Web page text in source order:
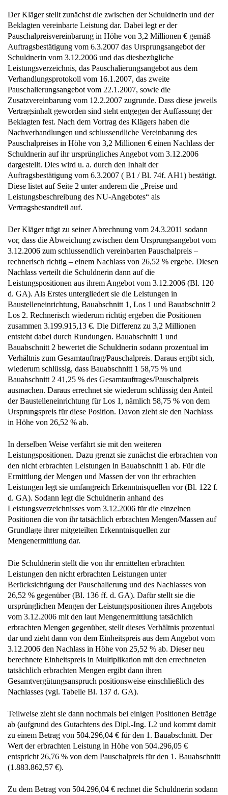
Der Kläger stellt zunächst die zwischen der Schuldnerin und der
Beklagten vereinbarte Leistung dar. Dabei legt er der
Pauschalpreisvereinbarung in Höhe von 3,2 Millionen € gemäß
Auftragsbestätigung vom 6.3.2007 das Ursprungsangebot der
Schuldnerin vom 3.12.2006 und das diesbezügliche
Leistungsverzeichnis, das Pauschalierungsangebot aus dem
Verhandlungsprotokoll vom 16.1.2007, das zweite
Pauschalierungsangebot vom 22.1.2007, sowie die
Zusatzvereinbarung vom 12.2.2007 zugrunde. Dass diese jeweils
Vertragsinhalt geworden sind steht entgegen der Auffassung der
Beklagten fest. Nach dem Vortrag des Klägers haben die
Nachverhandlungen und schlussendliche Vereinbarung des
Pauschalpreises in Höhe von 3,2 Millionen € einen Nachlass der
Schuldnerin auf ihr ursprüngliches Angebot vom 3.12.2006
dargestellt. Dies wird u. a. durch den Inhalt der
Auftragsbestätigung vom 6.3.2007 ( B1 / Bl. 74f. AH1) bestätigt.
Diese listet auf Seite 2 unter anderem die „Preise und
Leistungsbeschreibung des NU-Angebotes“ als
Vertragsbestandteil auf.
Der Kläger trägt zu seiner Abrechnung vom 24.3.2011 sodann
vor, dass die Abweichung zwischen dem Ursprungsangebot vom
3.12.2006 zum schlussendlich vereinbarten Pauschalpreis –
rechnerisch richtig – einem Nachlass von 26,52 % ergebe. Diesen
Nachlass verteilt die Schuldnerin dann auf die
Leistungspositionen aus ihrem Angebot vom 3.12.2006 (Bl. 120
d. GA). Als Erstes untergliedert sie die Leistungen in
Baustelleneinrichtung, Bauabschnitt 1, Los 1 und Bauabschnitt 2
Los 2. Rechnerisch wiederum richtig ergeben die Positionen
zusammen 3.199.915,13 €. Die Differenz zu 3,2 Millionen
entsteht dabei durch Rundungen. Bauabschnitt 1 und
Bauabschnitt 2 bewertet die Schuldnerin sodann prozentual im
Verhältnis zum Gesamtauftrag/Pauschalpreis. Daraus ergibt sich,
wiederum schlüssig, dass Bauabschnitt 1 58,75 % und
Bauabschnitt 2 41,25 % des Gesamtauftrages/Pauschalpreis
ausmachen. Daraus errechnet sie wiederum schlüssig den Anteil
der Baustelleneinrichtung für Los 1, nämlich 58,75 % von dem
Ursprungspreis für diese Position. Davon zieht sie den Nachlass
in Höhe von 26,52 % ab.
In derselben Weise verfährt sie mit den weiteren
Leistungspositionen. Dazu grenzt sie zunächst die erbrachten von
den nicht erbrachten Leistungen in Bauabschnitt 1 ab. Für die
Ermittlung der Mengen und Massen der von ihr erbrachten
Leistungen legt sie umfangreich Erkenntnisquellen vor (Bl. 122 f.
d. GA). Sodann legt die Schuldnerin anhand des
Leistungsverzeichnisses vom 3.12.2006 für die einzelnen
Positionen die von ihr tatsächlich erbrachten Mengen/Massen auf
Grundlage ihrer mitgeteilten Erkenntnisquellen zur
Mengenermittlung dar.
Die Schuldnerin stellt die von ihr ermittelten erbrachten
Leistungen den nicht erbrachten Leistungen unter
Berücksichtigung der Pauschalierung und des Nachlasses von
26,52 % gegenüber (Bl. 136 ff. d. GA). Dafür stellt sie die
ursprünglichen Mengen der Leistungspositionen ihres Angebots
vom 3.12.2006 mit den laut Mengenermittlung tatsächlich
erbrachten Mengen gegenüber, stellt dieses Verhältnis prozentual
dar und zieht dann von dem Einheitspreis aus dem Angebot vom
3.12.2006 den Nachlass in Höhe von 25,52 % ab. Dieser neu
berechnete Einheitspreis in Multiplikation mit den errechneten
tatsächlich erbrachten Mengen ergibt dann ihren
Gesamtvergütungsanspruch positionsweise einschließlich des
Nachlasses (vgl. Tabelle Bl. 137 d. GA).
Teilweise zieht sie dann nochmals bei einigen Positionen Beträge
ab (aufgrund des Gutachtens des Dipl.-Ing. L2 und kommt damit
zu einem Betrag von 504.296,04 € für den 1. Bauabschnitt. Der
Wert der erbrachten Leistung in Höhe von 504.296,05 €
entspricht 26,76 % von dem Pauschalpreis für den 1. Bauabschnitt
(1.883.862,57 €).
Zu dem Betrag von 504.296,04 € rechnet die Schuldnerin sodann